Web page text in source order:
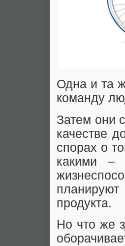
Одна и та
команду
Затем они
качестве
спорах о
какими –
планируют
продукта.
Но что же